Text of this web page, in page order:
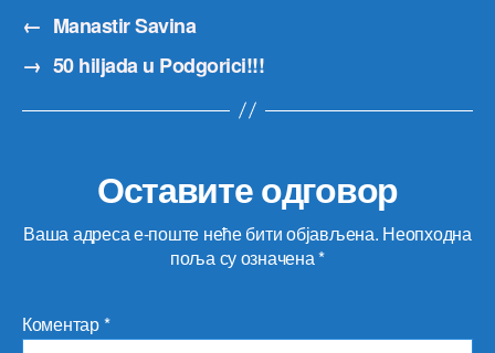
← Manastir Savina
→ 50 hiljada u Podgorici!!!
Оставите одговор
Ваша адреса е-поште неће бити објављена. Неопходна
поља су означена*
Коментар*